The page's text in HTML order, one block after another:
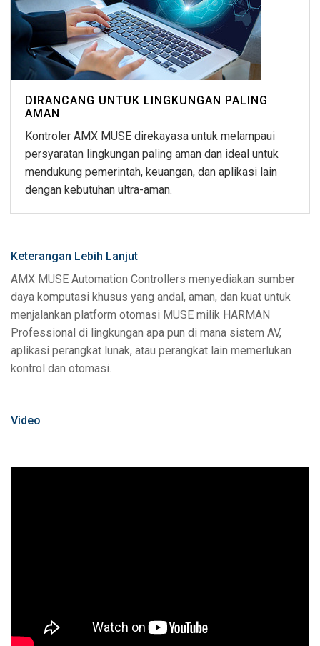
DIRANCANG UNTUK LINGKUNGAN PALING
AMAN
Kontroler AMX MUSE direkayasa untuk melampaui
persyaratan lingkungan paling aman dan ideal untuk
mendukung pemerintah, keuangan, dan aplikasi lain
dengan kebutuhan ultra-aman.
Keterangan Lebih Lanjut
AMX MUSE Automation Controllers menyediakan sumber
daya komputasi khusus yang andal, aman, dan kuat untuk
menjalankan platform otomasi MUSE milik HARMAN
Professional di lingkungan apa pun di mana sistem AV,
aplikasi perangkat lunak, atau perangkat lain memerlukan
kontrol dan otomasi.
Video